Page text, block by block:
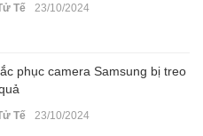
Tế 23/10/2024
phục camera Samsung bị treo
Tế 23/10/2024